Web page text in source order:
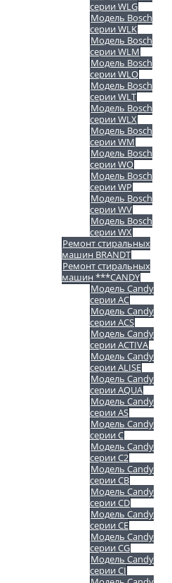
серии WLG
Модель Bosch
серии WLK
Модель Bosch
серии WLM
Модель Bosch
серии WLO
Модель Bosch
серии WLT
Модель Bosch
серии WLX
Модель Bosch
серии WM
Модель Bosch
серии WO
Модель Bosch
серии WP
Модель Bosch
серии WV
Модель Bosch
серии WX
Ремонт стиральных
машин BRANDT
Ремонт стиральных
машин ***CANDY
Модель Candy
серии AC
Модель Candy
серии ACS
Модель Candy
серии ACTIVA
Модель Candy
серии ALISE
Модель Candy
серии AQUA
Модель Candy
серии AS
Модель Candy
серии C
Модель Candy
серии C2
Модель Candy
серии CB
Модель Candy
серии CD
Модель Candy
серии CE
Модель Candy
серии CG
Модель Candy
серии CI